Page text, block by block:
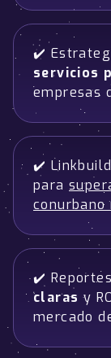
✔️
servicios
empresas
✔️
para
conurbano
✔️
claras y
mercado